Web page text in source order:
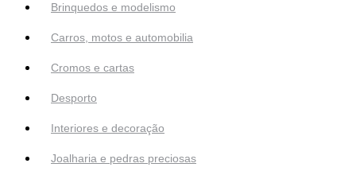
Brinquedos e modelismo
Carros, motos e automobilia
Cromos e cartas
Desporto
Interiores e decoração
Joalharia e pedras preciosas